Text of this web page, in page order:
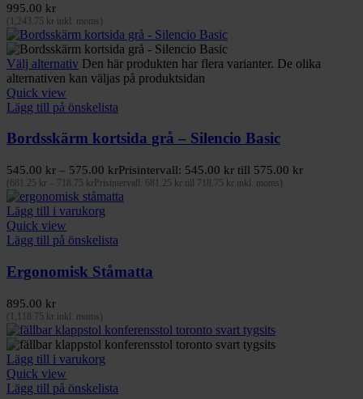
995.00 kr
( 1,243.75 kr inkl. moms)
Välj alternativ Den här produkten har flera varianter. De olika
alternativen kan väljas på produktsidan
Quick view
Lägg till på önskelista
Bordsskärm kortsida grå – Silencio Basic
545.00 kr – 575.00 krPrisintervall: 545.00 kr till 575.00 kr
681.25 kr 718.75 kr Prisintervall: 681.25 kr till 718.75 kr inkl. moms)
Lägg till i varukorg
Quick view
Lägg till på önskelista
Ergonomisk Ståmatta
895.00 kr
( 1,118.75 kr inkl. moms)
Lägg till i varukorg
Quick view
Lägg till på önskelista